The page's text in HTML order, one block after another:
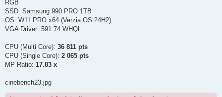
RGB
SSD: Samsung 990 PRO 1TB
OS: W11 PRO x64 (Verzia OS 24H2)
VGA Driver: 591.74 WHQL
CPU (Multi Core): 36 811 pts
CPU (Single Core): 2 065 pts
MP Ratio: 17.83 x
----------------
cinebench23.jpg